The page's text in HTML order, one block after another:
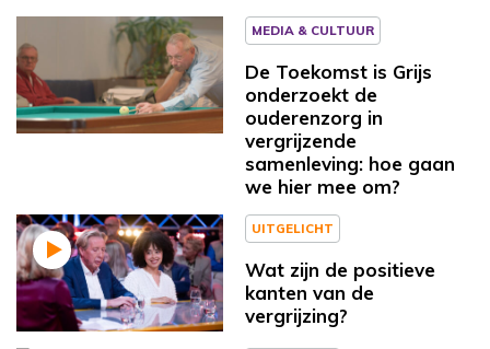
MEDIA & CULTUUR
De Toekomst is Grijs
onderzoekt de
ouderenzorg in
vergrijzende
samenleving: hoe gaan
we hier mee om?
UITGELICHT
Wat zijn de positieve
kanten van de
vergrijzing?